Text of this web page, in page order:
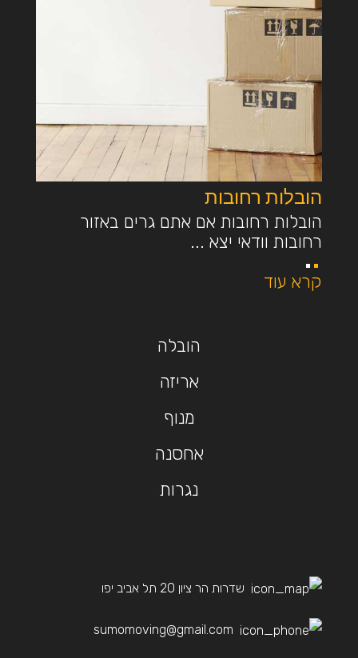
הובלות רחובות
הובלות רחובות אם אתם גרים באזור
רחובות וודאי יצא ...
קרא עוד
הובלה
אריזה
מנוף
אחסנה
נגרות
שדרות הר ציון 20 תל אביב יפו
sumomoving@gmail.com